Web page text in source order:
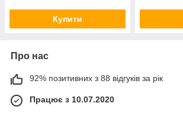
Купити
Про нас
92% позитивних з 88 відгуків за рік
Працює з 10.07.2020